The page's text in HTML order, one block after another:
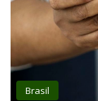
Brasil